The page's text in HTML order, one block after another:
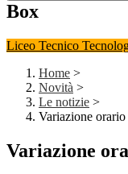
Box
Liceo Tecnico
Home >
Novità >
Le notizie >
Variazione orario
Variazione